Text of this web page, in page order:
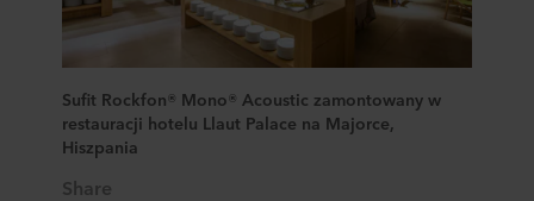
Sufit Rockfon® Mono® Acoustic zamontowany w
restauracji hotelu Llaut Palace na Majorce,
Hiszpania
Share